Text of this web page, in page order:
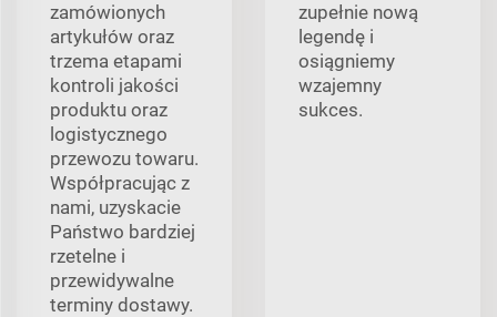
zamówionych
artykułów oraz
trzema etapami
kontroli jakości
produktu oraz
logistycznego
przewozu towaru.
Współpracując z
nami, uzyskacie
Państwo bardziej
rzetelne i
przewidywalne
terminy dostawy.
zupełnie nową
legendę i
osiągniemy
wzajemny
sukces.